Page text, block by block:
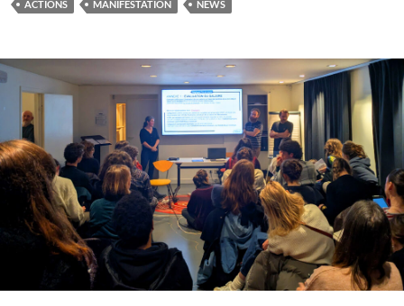
ACTIONS MANIFESTATION NEWS